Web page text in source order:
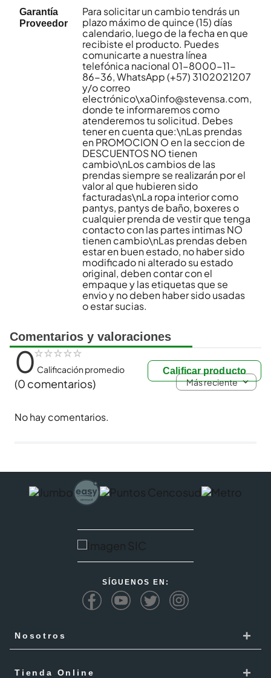
Garantía
Proveedor
Para solicitar un cambio tendrás un
plazo máximo de quince (15) días
calendario, luego de la fecha en que
recibiste el producto. Puedes
comunicarte a nuestra línea
telefónica nacional 01-8000-11-
86-36, WhatsApp (+57) 3102021207
y/o correo
electrónico\xa0info@stevensa.com,
donde te informaremos como
atenderemos tu solicitud. Debes
tener en cuenta que:\nLas prendas
en PROMOCION O en la seccion de
DESCUENTOS NO tienen
cambio\nLos cambios de las
prendas siempre se realizarán por el
valor al que hubieren sido
facturadas\nLa ropa interior como
pantys, pantys de baño, boxeres o
cualquier prenda de vestir que tenga
contacto con las partes intimas NO
tienen cambio\nLas prendas deben
estar en buen estado, no haber sido
modificado ni alterado su estado
original, deben contar con el
empaque y las etiquetas que se
envio y no deben haber sido usadas
o estar sucias.
Comentarios y valoraciones
Calificar producto
☆☆☆☆☆
0Calificación promedio
(0 comentarios) Más reciente
No hay comentarios.
SÍGUENOS EN:
Nosotros +
Tienda Online +